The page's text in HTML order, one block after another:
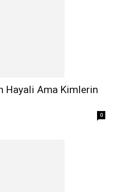
Hayali Ama Kimlerin
0